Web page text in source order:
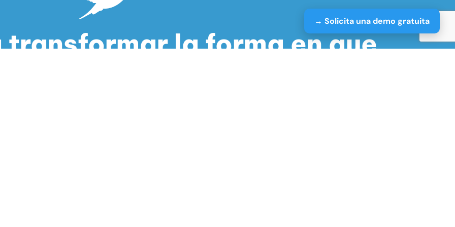
la forma en que
→ Solicita una demo gratuita